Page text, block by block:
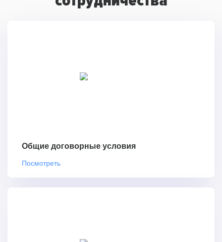
Общие договорные условия
Посмотреть